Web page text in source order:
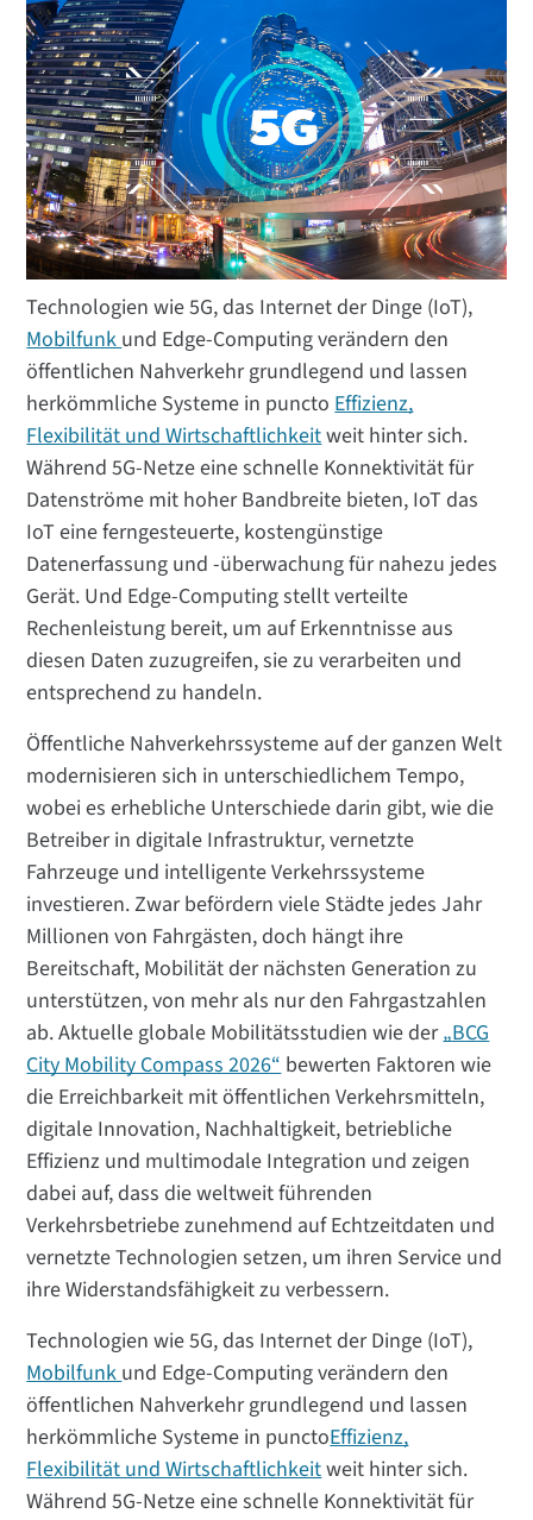
Technologien wie 5G, das Internet der Dinge (IoT),
Mobilfunk und Edge-Computing verändern den
öffentlichen Nahverkehr grundlegend und lassen
herkömmliche Systeme in puncto Effizienz,
Flexibilität und Wirtschaftlichkeitweit hinter sich.
Während 5G-Netze eine schnelle Konnektivität für
Datenströme mit hoher Bandbreite bieten, IoT das
IoT eine ferngesteuerte, kostengünstige
Datenerfassung und -überwachung für nahezu jedes
Gerät. Und Edge-Computing stellt verteilte
Rechenleistung bereit, um auf Erkenntnisse aus
diesen Daten zuzugreifen, sie zu verarbeiten und
entsprechend zu handeln.
Öffentliche Nahverkehrssysteme auf der ganzen Welt
modernisieren sich in unterschiedlichem Tempo,
wobei es erhebliche Unterschiede darin gibt, wie die
Betreiber in digitale Infrastruktur, vernetzte
Fahrzeuge und intelligente Verkehrssysteme
investieren. Zwar befördern viele Städte jedes Jahr
Millionen von Fahrgästen, doch hängt ihre
Bereitschaft, Mobilität der nächsten Generation zu
unterstützen, von mehr als nur den Fahrgastzahlen
ab. Aktuelle globale Mobilitätsstudien wie der„BCG
City Mobility Compass 2026“ bewerten Faktoren wie
die Erreichbarkeit mit öffentlichen Verkehrsmitteln,
digitale Innovation, Nachhaltigkeit, betriebliche
Effizienz und multimodale Integration und zeigen
dabei auf, dass die weltweit führenden
Verkehrsbetriebe zunehmend auf Echtzeitdaten und
vernetzte Technologien setzen, um ihren Service und
ihre Widerstandsfähigkeit zu verbessern.
Technologien wie 5G, das Internet der Dinge (IoT),
Mobilfunk und Edge-Computing verändern den
öffentlichen Nahverkehr grundlegend und lassen
herkömmliche Systeme in punctoEffizienz,
Flexibilität und Wirtschaftlichkeitweit hinter sich.
Während 5G-Netze eine schnelle Konnektivität für